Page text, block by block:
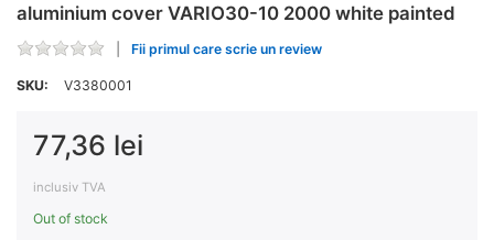
aluminium cover VARIO30-10 2000 white painted
Fii primul care scrie un review
SKU: V3380001
77,36 lei
inclusiv TVA
Out of stock